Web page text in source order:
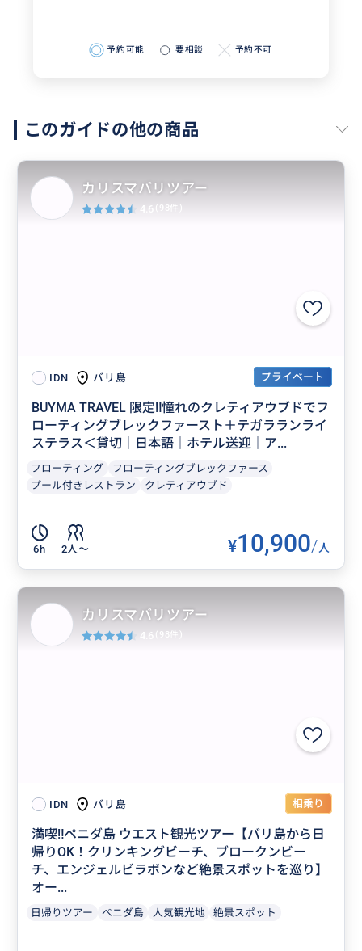
予約可能 要相談 予約不可
このガイドの他の商品
IDN バリ島 プライベート
BUYMA TRAVEL 限定‼️憧れのクレティアウブドでフ
ローティングブレックファースト＋テガラランライ
ステラス＜貸切｜日本語｜ホテル送迎｜ア...
フローティング
フローティングブレックファース
プール付きレストラン
クレティアウブド
6h 2人〜 ¥10,900/人
カリスマバリツアー
4.6 (98件)
IDN バリ島 相乗り
満喫‼️ペニダ島 ウエスト観光ツアー【バリ島から日
帰りOK！クリンキングビーチ、ブロークンビー
チ、エンジェルビラボンなど絶景スポットを巡り】
オー...
日帰りツアー ぺニダ島 人気観光地 絶景スポット
カリスマバリツアー
4.6 (98件)